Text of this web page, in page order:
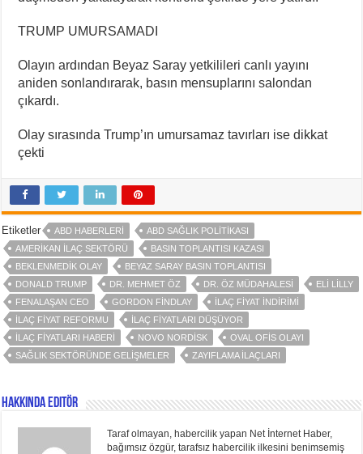
TRUMP UMURSAMADI
Olayın ardından Beyaz Saray yetkilileri canlı yayını
aniden sonlandırarak, basın mensuplarını salondan
çıkardı.
Olay sırasında Trump’ın umursamaz tavırları ise dikkat
çekti
Etiketler ABD HABERLERI
ABD SAĞLIK POLITIKASI
AMERIKAN ILAÇ SEKTÖRÜ
BASIN TOPLANTISI KAZASI
BEKLENMEDIK OLAY
BEYAZ SARAY BASIN TOPLANTISI
DONALD TRUMP
DR. MEHMET ÖZ DR. ÖZ MÜDAHALESI
ELI LILLY
FENALAŞAN CEO
GORDON FINDLAY
ILAÇ FIYAT INDIRIMI
ILAÇ FIYAT REFORMU
ILAÇ FIYATLARI DÜŞÜYOR
ILAÇ FIYATLARI HABERI
NOVO NORDISK
OVAL OFIS OLAYI
SAĞLIK SEKTÖRÜNDE GELIŞMELER
ZAYIFLAMA ILAÇLARI
Hakkında Editör
Taraf olmayan, habercilik yapan Net İnternet Haber,
bağımsız özgür, tarafsız habercilik ilkesini benimsemiş